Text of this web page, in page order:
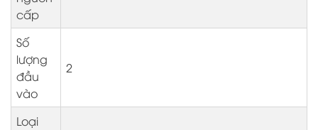
cấp
Số
lượng
đầu
vào
2
Loại